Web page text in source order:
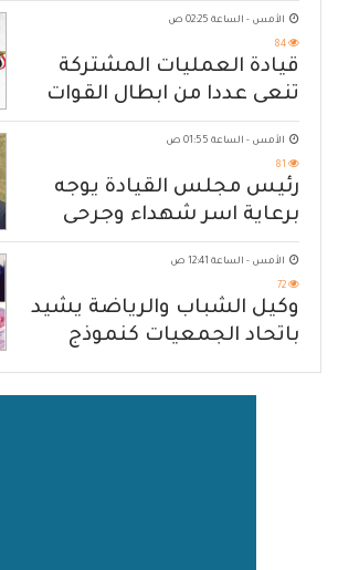
الأمس - الساعة 02:25 ص
84
قيادة العمليات المشتركة
تنعى عددا من ابطال القوات
المسلحة
الأمس - الساعة 01:55 ص
81
رئيس مجلس القيادة يوجه
برعاية اسر شهداء وجرحى
الهجوم الإرهابي الحوثي والرد
الحازم على مصدر التهديد
الأمس - الساعة 12:41 ص
72
وكيل الشباب والرياضة يشيد
باتحاد الجمعيات كنموذج